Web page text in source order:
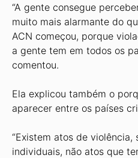
“A gente consegue
muito mais alarmante do
ACN começou, porque
a gente tem em todos os
comentou.
Ela explicou também o
aparecer entre os países
“Existem atos de violência,
individuais, não atos que